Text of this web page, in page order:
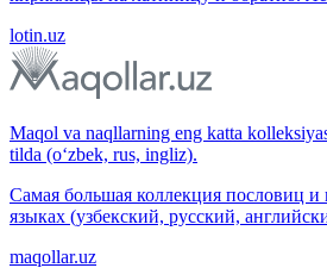
lotin.uz
Maqol va naqllarning eng katta
tilda (o‘zbek, rus, ingliz).
Самая большая коллекция пословиц и
языках (узбекский, русский,
maqollar.uz